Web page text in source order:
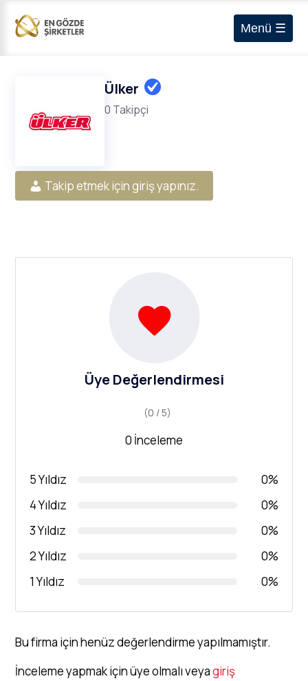
Menü ☰
Ülker
0 Takipçi
Takip etmek için giriş yapınız.
Üye Değerlendirmesi
(0 / 5)
0 İnceleme
5 Yıldız
0%
4 Yıldız
0%
3 Yıldız
0%
2 Yıldız
0%
1 Yıldız
0%
Bu firma için henüz değerlendirme yapılmamıştır.
İnceleme yapmak için üye olmalı veyagiriş